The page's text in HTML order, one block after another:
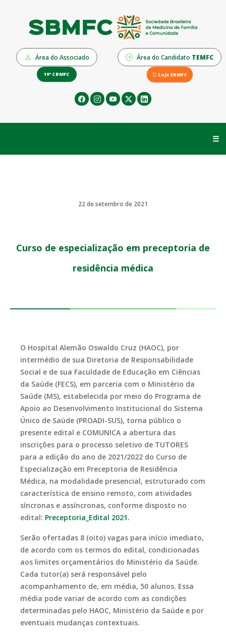
Área do Associado Área do Candidato TEMFC
19º CBMFC Loja SBMFC
☰
22 de setembro de 2021
Curso de especialização em preceptoria de
residência médica
O Hospital Alemão Oswaldo Cruz (HAOC), por
intermédio de sua Diretoria de Responsabilidade
Social e de sua Faculdade de Educação em Ciências
da Saúde (FECS), em parceria com o Ministério da
Saúde (MS), estabelecida por meio do Programa de
Apoio ao Desenvolvimento Institucional do Sistema
Único de Saúde (PROADI-SUS), torna público o
presente edital e COMUNICA a abertura das
inscrições para o processo seletivo de TUTORES
para a edição do ano de 2021/2022 do Curso de
Especialização em Preceptoria de Residência
Médica, na modalidade presencial, estruturado com
característica de ensino remoto, com atividades
síncronas e assíncronas, conforme disposto no
edital: Preceptoria_Edital 2021.
Serão ofertadas 8 (oito) vagas para início imediato,
de acordo com os termos do edital, condicionadas
aos limites orçamentários do Ministério da Saúde.
Cada tutor(a) será responsável pelo
acompanhamento de, em média, 50 alunos. Essa
média pode variar de acordo com as condições
determinadas pelo HAOC, Ministério da Saúde e por
eventuais mudanças contextuais.